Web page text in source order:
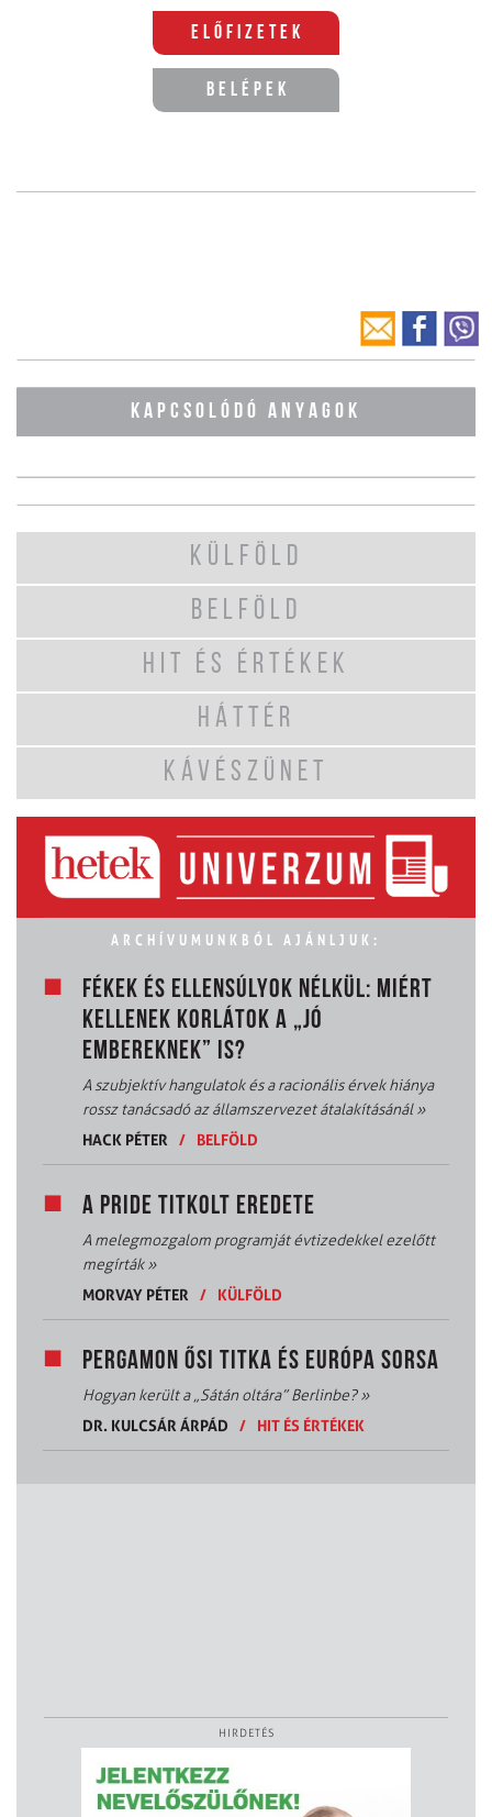
Előfizetek
Belépek
KAPCSOLÓDÓ ANYAGOK
KÜLFÖLD
BELFÖLD
HIT ÉS ÉRTÉKEK
HÁTTÉR
KÁVÉSZÜNET
ARCHÍVUMUNKBÓL AJÁNLJUK:
FÉKEK ÉS ELLENSÚLYOK NÉLKÜL: MIÉRT
KELLENEK KORLÁTOK A „JÓ
EMBEREKNEK” IS?
A szubjektív hangulatok és a racionális érvek hiánya
rossz tanácsadó az államszervezet átalakításánál»
HACK PÉTER
/ BELFÖLD
A PRIDE TITKOLT EREDETE
A melegmozgalom programját évtizedekkel ezelőtt
megírták»
MORVAY PÉTER
/ KÜLFÖLD
PERGAMON ŐSI TITKA ÉS EURÓPA SORSA
Hogyan került a „Sátán oltára” Berlinbe?»
DR. KULCSÁR ÁRPÁD
/ HIT ÉS ÉRTÉKEK
HIRDETÉS